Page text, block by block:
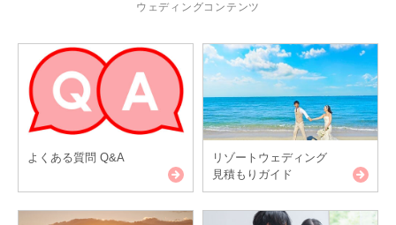
ウェディングコンテンツ
よくある質問 Q&A
リゾートウェディング
見積もりガイド